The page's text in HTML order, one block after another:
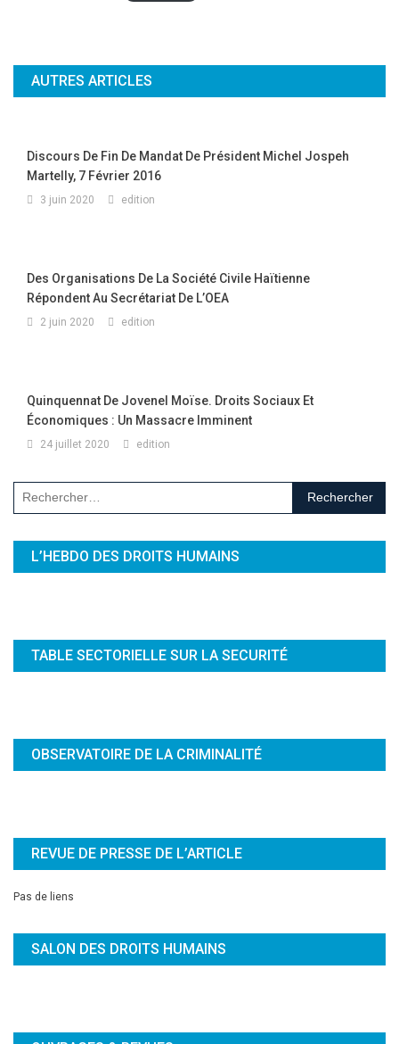
AUTRES ARTICLES
Discours De Fin De Mandat De Président Michel Jospeh
Martelly, 7 Février 2016
3 juin 2020 edition
Des Organisations De La Société Civile Haïtienne
Répondent Au Secrétariat De L’OEA
2 juin 2020 edition
Quinquennat De Jovenel Moïse. Droits Sociaux Et
Économiques : Un Massacre Imminent
24 juillet 2020 edition
Rechercher :
L’HEBDO DES DROITS HUMAINS
TABLE SECTORIELLE SUR LA SECURITÉ
OBSERVATOIRE DE LA CRIMINALITÉ
REVUE DE PRESSE DE L’ARTICLE
Pas de liens
SALON DES DROITS HUMAINS